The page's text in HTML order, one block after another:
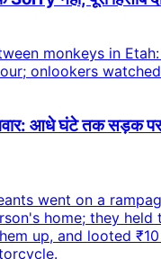
आधे घंटे तक सड़क पर